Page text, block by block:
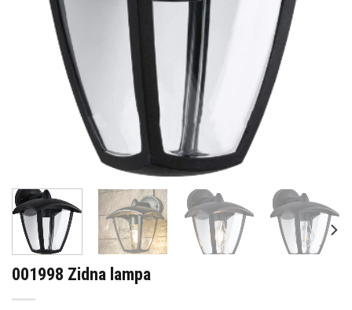
001998 Zidna lampa